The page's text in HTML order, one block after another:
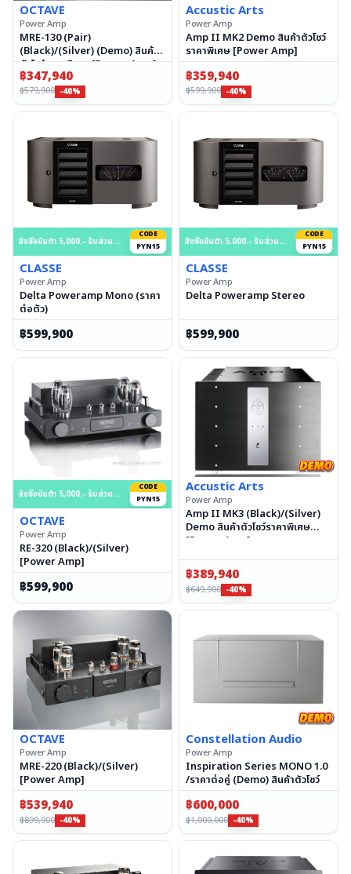
OCTAVE
Power Amp
MRE-130 (Pair)
(Black)/(Silver) (Demo) สินค้า
ตัวโชว์ราคาพิเศษ [Power Amp]
฿347,940
฿579,900 -40%
Accustic Arts
Power Amp
Amp II MK2 Demo สินค้าตัวโชว์
ราคาพิเศษ [Power Amp]
฿359,940
฿599,900 -40%
สั่งซื้อขั้นต่ำ 5,000.- รับส่วนลด 15% สูงสุด 50,000.- บาท
CODE
PYN15
CLASSE
Power Amp
Delta Poweramp Mono (ราคา
ต่อตัว)
฿599,900
สั่งซื้อขั้นต่ำ 5,000.- รับส่วนลด 15% สูงสุด 50,000.- บาท
CODE
PYN15
CLASSE
Power Amp
Delta Poweramp Stereo
฿599,900
สั่งซื้อขั้นต่ำ 5,000.- รับส่วนลด 15% สูงสุด 50,000.- บาท
CODE
PYN15
OCTAVE
Power Amp
RE-320 (Black)/(Silver)
[Power Amp]
฿599,900
Accustic Arts
Power Amp
Amp II MK3 (Black)/(Silver)
Demo สินค้าตัวโชว์ราคาพิเศษ
[Power Amp]
฿389,940
฿649,900 -40%
OCTAVE
Power Amp
MRE-220 (Black)/(Silver)
[Power Amp]
฿539,940
฿899,900 -40%
Constellation Audio
Power Amp
Inspiration Series MONO 1.0
/ราคาต่อคู่ (Demo) สินค้าตัวโชว์
฿600,000
฿1,000,000 -40%